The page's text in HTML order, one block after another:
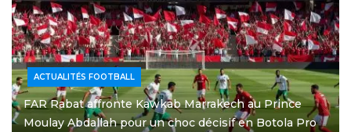
ACTUALITÉS FOOTBALL
FAR Rabat affronte Kawkab Marrakech au Prince
Moulay Abdallah pour un choc décisif en Botola Pro